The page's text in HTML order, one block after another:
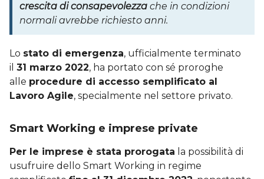
crescita di consapevolezza che in condizioni
normali avrebbe richiesto anni.
Lo stato di emergenza, ufficialmente terminato
il 31 marzo 2022, ha portato con sé proroghe
alle procedure di accesso semplificato al
Lavoro Agile, specialmente nel settore privato.
Smart Working e imprese private
Per le imprese è stata prorogata la possibilità di
usufruire dello Smart Working in regime